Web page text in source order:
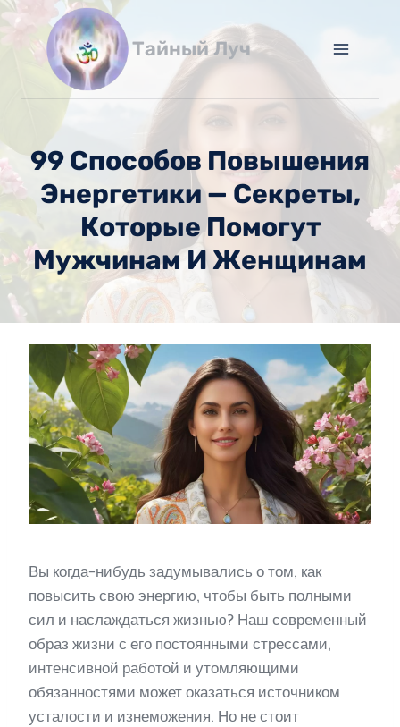
Перейти
содержимому
Тайный Луч
99 Способов Повышения
Энергетики — Секреты,
Которые Помогут
Мужчинам И Женщинам
Вы когда-нибудь задумывались о том, как
повысить свою энергию, чтобы быть полными
сил и наслаждаться жизнью? Наш современный
образ жизни с его постоянными стрессами,
интенсивной работой и утомляющими
обязанностями может оказаться источником
усталости и изнеможения. Но не стоит